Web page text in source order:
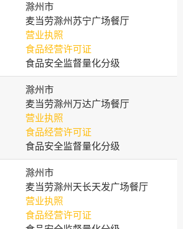
滁州市
麦当劳滁州苏宁广场餐厅
营业执照
食品经营许可证
食品安全监督量化分级
滁州市
麦当劳滁州万达广场餐厅
营业执照
食品经营许可证
食品安全监督量化分级
滁州市
麦当劳滁州天长天发广场餐厅
营业执照
食品经营许可证